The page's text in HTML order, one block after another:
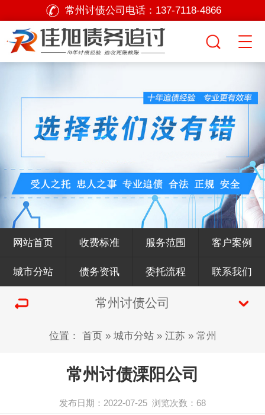
常州讨债公司电话： 137-7118-4866
网站首页 收费标准 服务范围 客户案例
城市分站 债务资讯 委托流程 联系我们
常州讨债公司
位置： 首页» 城市分站» 江苏» 常州
常州讨债溧阳公司
发布日期：2022-07-25 浏览次数： 68